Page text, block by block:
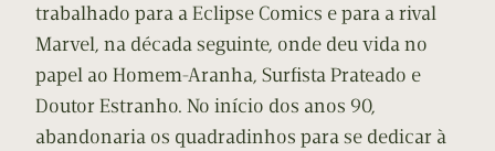
trabalhado para a Eclipse Comics e para a rival
Marvel, na década seguinte, onde deu vida no
papel ao Homem-Aranha, Surfista Prateado e
Doutor Estranho. No início dos anos 90,
abandonaria os quadradinhos para se dedicar à